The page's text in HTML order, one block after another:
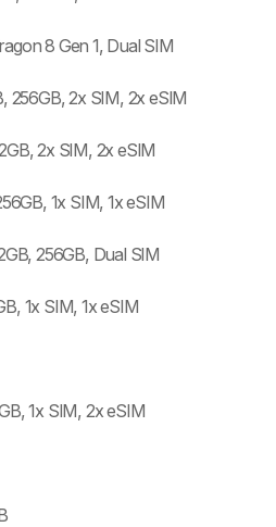
8 Gen 1, Dual SIM
256GB, 2x SIM, 2x eSIM
2x SIM, 2x eSIM
1x SIM, 1x eSIM
256GB, Dual SIM
1x SIM, 1x eSIM
1x SIM, 2x eSIM